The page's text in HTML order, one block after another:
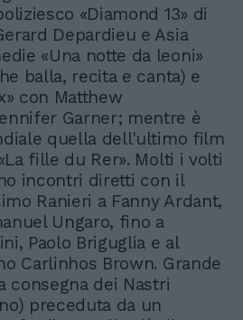
«Diamond 13» di
Depardieu e Asia
«Una notte da leoni»
balla, recita e canta) e
con Matthew
Garner; mentre è
quella dell'ultimo film
fille du Rer». Molti i volti
incontri diretti con il
Ranieri a Fanny Ardant,
Ungaro, fino a
Paolo Briguglia e al
Carlinhos Brown. Grande
consegna dei Nastri
preceduta da un